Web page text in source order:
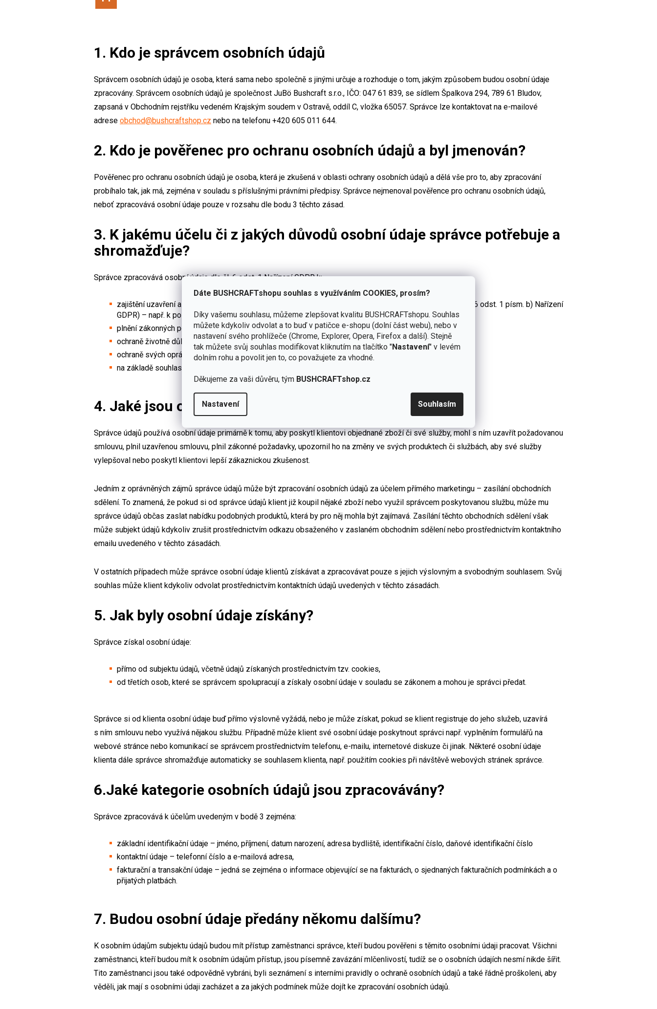
Dáte BUSHCRAFTshopu souhlas s využíváním COOKIES, prosím?
Díky vašemu souhlasu, můžeme zlepšovat kvalitu BUSHCRAFTshopu. Souhlas
můžete kdykoliv odvolat a to buď v patičce e-shopu (dolní část webu), nebo v
nastavení svého prohlížeče (Chrome, Explorer, Opera, Firefox a další). Stejně
tak můžete svůj souhlas modifikovat kliknutím na tlačítko "Nastavení" v levém
dolním rohu a povolit jen to, co považujete za vhodné.
Děkujeme za vaši důvěru, tým BUSHCRAFTshop.cz
Nastavení Souhlasím
1. Kdo je správcem osobních údajů
Správcem osobních údajů je osoba, která sama nebo společně s jinými určuje a rozhoduje o tom, jakým způsobem budou osobní údaje
zpracovány. Správcem osobních údajů je společnost JuBö Bushcraft s.r.o., IČO: 047 61 839, se sídlem Špalkova 294, 789 61 Bludov,
zapsaná v Obchodním rejstříku vedeném Krajským soudem v Ostravě, oddíl C, vložka 65057. Správce lze kontaktovat na e-mailové
adrese obchod@bushcraftshop.cz nebo na telefonu +420 605 011 644.
2. Kdo je pověřenec pro ochranu osobních údajů a byl jmenován?
Pověřenec pro ochranu osobních údajů je osoba, která je zkušená v oblasti ochrany osobních údajů a dělá vše pro to, aby zpracování
probíhalo tak, jak má, zejména v souladu s příslušnými právními předpisy. Správce nejmenoval pověřence pro ochranu osobních údajů,
neboť zpracovává osobní údaje pouze v rozsahu dle bodu 3 těchto zásad.
3. K jakému účelu či z jakých důvodů osobní údaje správce potřebuje a
shromažďuje?
Správce zpracovává osobní údaje dle čl. 6 odst. 1 Nařízení GDPR k:
zajištění uzavření a následného plnění smluvního závazku mezi správcem a subjektem údajů (tedy dle čl. 6 odst. 1 písm. b) Nařízení
GDPR) – např. k poskytnutí objednaného plnění či služeb, prodej zboží;
plnění zákonných povinností, které se na správce údajů vztahují (dle čl. 6 odst. 1 písm. c) Nařízení GDPR);
ochraně životně důležitých zájmů subjektu údajů (dle čl. 6 odst. 1 písm. d) Nařízení GDPR);
ochraně svých oprávněných zájmů (dle čl. 6 odst. 1 písm. f) Nařízení GDPR);
na základě souhlasu subjektu údajů (dle čl. 6 odst. 1 písm. a) Nařízení GDPR).
4. Jaké jsou oprávněné zájmy správce?
Správce údajů používá osobní údaje primárně k tomu, aby poskytl klientovi objednané zboží či své služby, mohl s ním uzavřít požadovanou
smlouvu, plnil uzavřenou smlouvu, plnil zákonné požadavky, upozornil ho na změny ve svých produktech či službách, aby své služby
vylepšoval nebo poskytl klientovi lepší zákaznickou zkušenost.
Jedním z oprávněných zájmů správce údajů může být zpracování osobních údajů za účelem přímého marketingu – zasílání obchodních
sdělení. To znamená, že pokud si od správce údajů klient již koupil nějaké zboží nebo využil správcem poskytovanou službu, může mu
správce údajů občas zaslat nabídku podobných produktů, která by pro něj mohla být zajímavá. Zasílání těchto obchodních sdělení však
může subjekt údajů kdykoliv zrušit prostřednictvím odkazu obsaženého v zaslaném obchodním sdělení nebo prostřednictvím kontaktního
emailu uvedeného v těchto zásadách.
V ostatních případech může správce osobní údaje klientů získávat a zpracovávat pouze s jejich výslovným a svobodným souhlasem. Svůj
souhlas může klient kdykoliv odvolat prostřednictvím kontaktních údajů uvedených v těchto zásadách.
5. Jak byly osobní údaje získány?
Správce získal osobní údaje:
přímo od subjektu údajů, včetně údajů získaných prostřednictvím tzv. cookies,
od třetích osob, které se správcem spolupracují a získaly osobní údaje v souladu se zákonem a mohou je správci předat.
Správce si od klienta osobní údaje buď přímo výslovně vyžádá, nebo je může získat, pokud se klient registruje do jeho služeb, uzavírá
s ním smlouvu nebo využívá nějakou službu. Případně může klient své osobní údaje poskytnout správci např. vyplněním formulářů na
webové stránce nebo komunikací se správcem prostřednictvím telefonu, e-mailu, internetové diskuze či jinak. Některé osobní údaje
klienta dále správce shromažďuje automaticky se souhlasem klienta, např. použitím cookies při návštěvě webových stránek správce.
6.Jaké kategorie osobních údajů jsou zpracovávány?
Správce zpracovává k účelům uvedeným v bodě 3 zejména:
základní identifikační údaje – jméno, příjmení, datum narození, adresa bydliště, identifikační číslo, daňové identifikační číslo
kontaktní údaje – telefonní číslo a e-mailová adresa,
fakturační a transakční údaje – jedná se zejména o informace objevující se na fakturách, o sjednaných fakturačních podmínkách a o
přijatých platbách.
7. Budou osobní údaje předány někomu dalšímu?
K osobním údajům subjektu údajů budou mít přístup zaměstnanci správce, kteří budou pověřeni s těmito osobními údaji pracovat. Všichni
zaměstnanci, kteří budou mít k osobním údajům přístup, jsou písemně zavázání mlčenlivostí, tudíž se o osobních údajích nesmí nikde šířit.
Tito zaměstnanci jsou také odpovědně vybráni, byli seznámení s interními pravidly o ochraně osobních údajů a také řádně proškoleni, aby
věděli, jak mají s osobními údaji zacházet a za jakých podmínek může dojít ke zpracování osobních údajů.